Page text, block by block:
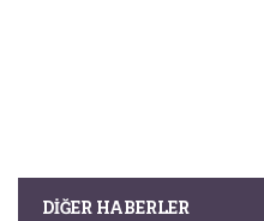
DIĞER HABERLER